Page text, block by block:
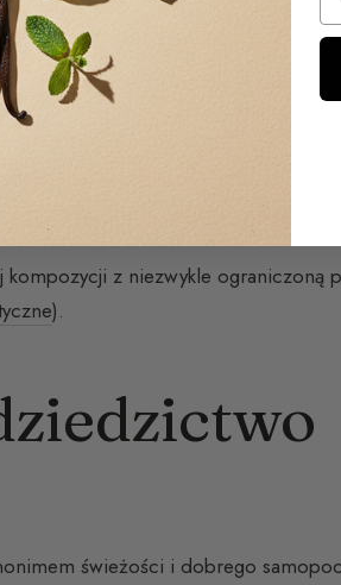
,Tartine et Chocolat
naturalnych jest dziś
z niezwykle ograniczoną
).
świeżości i dobrego